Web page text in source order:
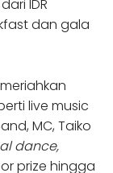
IDR
dan gala
live music
MC, Taiko
dance,
prize hingga